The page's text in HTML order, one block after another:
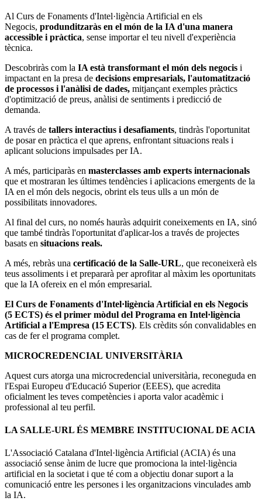
Al Curs de Fonaments d'Intel·ligència Artificial en els
Negocis, produnditzaràs en el món de la IA d'una manera
accessible i pràctica, sense importar el teu nivell d'experiència
tècnica.
Descobriràs com la IA està transformant el món dels negocis i
impactant en la presa de decisions empresarials, l'automatització
de processos i l'anàlisi de dades, mitjançant exemples pràctics
d'optimització de preus, anàlisi de sentiments i predicció de
demanda.
A través de tallers interactius i desafiaments, tindràs l'oportunitat
de posar en pràctica el que aprens, enfrontant situacions reals i
aplicant solucions impulsades per IA.
A més, participaràs en masterclasses amb experts internacionals
que et mostraran les últimes tendències i aplicacions emergents de la
IA en el món dels negocis, obrint els teus ulls a un món de
possibilitats innovadores.
Al final del curs, no només hauràs adquirit coneixements en IA, sinó
que també tindràs l'oportunitat d'aplicar-los a través de projectes
basats en situacions reals.
A més, rebràs una certificació de la Salle-URL, que reconeixerà els
teus assoliments i et prepararà per aprofitar al màxim les oportunitats
que la IA ofereix en el món empresarial.
El Curs de Fonaments d'Intel·ligència Artificial en els Negocis
(5 ECTS) és el primer mòdul del Programa en Intel·ligència
Artificial a l'Empresa (15 ECTS). Els crèdits són convalidables en
cas de fer el programa complet.
MICROCREDENCIAL UNIVERSITÀRIA
Aquest curs atorga una microcredencial universitària, reconeguda en
l'Espai Europeu d'Educació Superior (EEES), que acredita
oficialment les teves competències i aporta valor acadèmic i
professional al teu perfil.
LA SALLE-URL ÉS MEMBRE INSTITUCIONAL DE ACIA
L'Associació Catalana d'Intel·ligència Artificial (ACIA) és una
associació sense ànim de lucre que promociona la intel·ligència
artificial en la societat i que té com a objectiu donar suport a la
comunicació entre les persones i les organitzacions vinculades amb
la IA.